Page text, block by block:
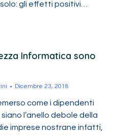
gli effetti positivi…
Informatica sono
Dicembre 23, 2018
come i dipendenti
l’anello debole della
imprese nostrane infatti,